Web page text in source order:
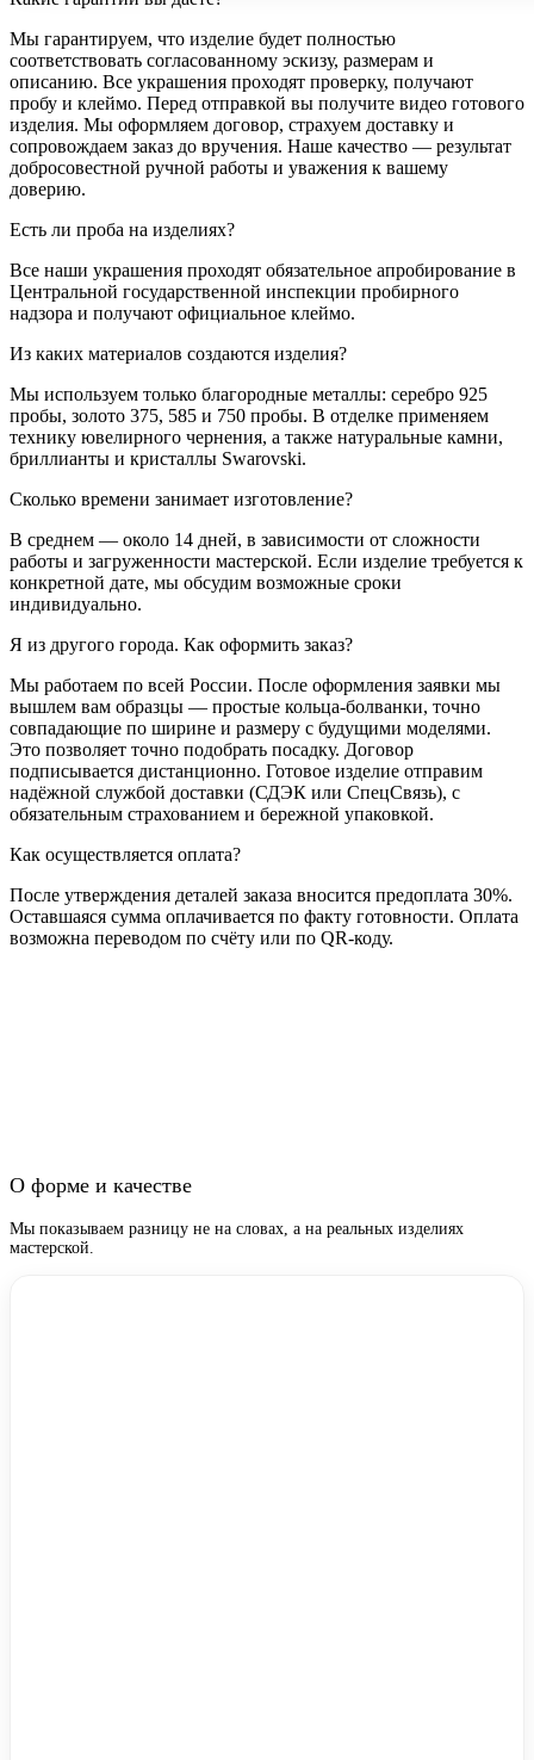
Мы гарантируем, что изделие будет полностью
соответствовать согласованному эскизу, размерам и
описанию. Все украшения проходят проверку, получают
пробу и клеймо. Перед отправкой вы получите видео готового
изделия. Мы оформляем договор, страхуем доставку и
сопровождаем заказ до вручения. Наше качество — результат
добросовестной ручной работы и уважения к вашему
доверию.
Есть ли проба на изделиях?
Все наши украшения проходят обязательное апробирование в
Центральной государственной инспекции пробирного
надзора и получают официальное клеймо.
Из каких материалов создаются изделия?
Мы используем только благородные металлы: серебро 925
пробы, золото 375, 585 и 750 пробы. В отделке применяем
технику ювелирного чернения, а также натуральные камни,
бриллианты и кристаллы Swarovski.
Сколько времени занимает изготовление?
В среднем — около 14 дней, в зависимости от сложности
работы и загруженности мастерской. Если изделие требуется к
конкретной дате, мы обсудим возможные сроки
индивидуально.
Я из другого города. Как оформить заказ?
Мы работаем по всей России. После оформления заявки мы
вышлем вам образцы — простые кольца-болванки, точно
совпадающие по ширине и размеру с будущими моделями.
Это позволяет точно подобрать посадку. Договор
подписывается дистанционно. Готовое изделие отправим
надёжной службой доставки (СДЭК или СпецСвязь), с
обязательным страхованием и бережной упаковкой.
Как осуществляется оплата?
После утверждения деталей заказа вносится предоплата 30%.
Оставшаяся сумма оплачивается по факту готовности. Оплата
возможна переводом по счёту или по QR-коду.
О форме и качестве
Мы показываем разницу не на словах, а на реальных изделиях
мастерской.